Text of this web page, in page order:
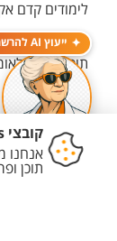
ייעוץ AI להרשמה
לימודים קדם
המרכז
תוכניות בין-